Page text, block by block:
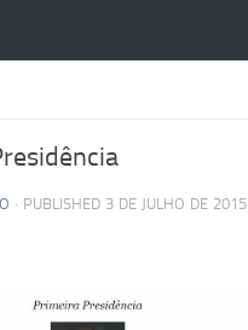
· PUBLISHED 3 DE JULHO DE 2015